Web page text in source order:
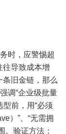
时，应警惕超
往导致成本增
旧金链，那么
调“企业级批量
前，用“必须
）”、“无需拥
。验证方法：